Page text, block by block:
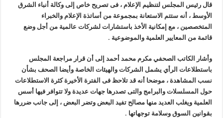
قال رئيس المجلس لتنظيم الإعلام ، فى تصريح خاص إلى وكالة أنباء الشرق
الأوسط ، أنه ستتم الاستعانة بمجموعة من أساتذة الإعلام والخبراء
المتخصصين ، مع إمكانية الأخذ باستشارات لشركات عالمية من أجل وضع
قائمة من المعايير العلمية والموضوعية .
وأشار الكاتب الصحفي مكرم محمد أحمد إلى أن قرار مراجعة المجلس
باستطلاعات الرأي يشمل الشركات والهيئات الخاصة وأيضا الصحف بشأن
نسب المشاهدة ، موضحا أنه قد تلاحظ فى الفترة الأخيرة كثرة الاستطلاعات
حول المسلسلات والبرامج والتى تصدرها جهات عديدة ولا تتوافر فيها أسس
العلمية ويغلب العديد منها مصالح تفيد البعض وتضر البعض ، إلى جانب ضررها
بقوانين السوق وسلامة توجهاتها .